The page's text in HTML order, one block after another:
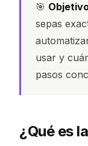
🎯
sepas
usar y
pasos
¿Qué es